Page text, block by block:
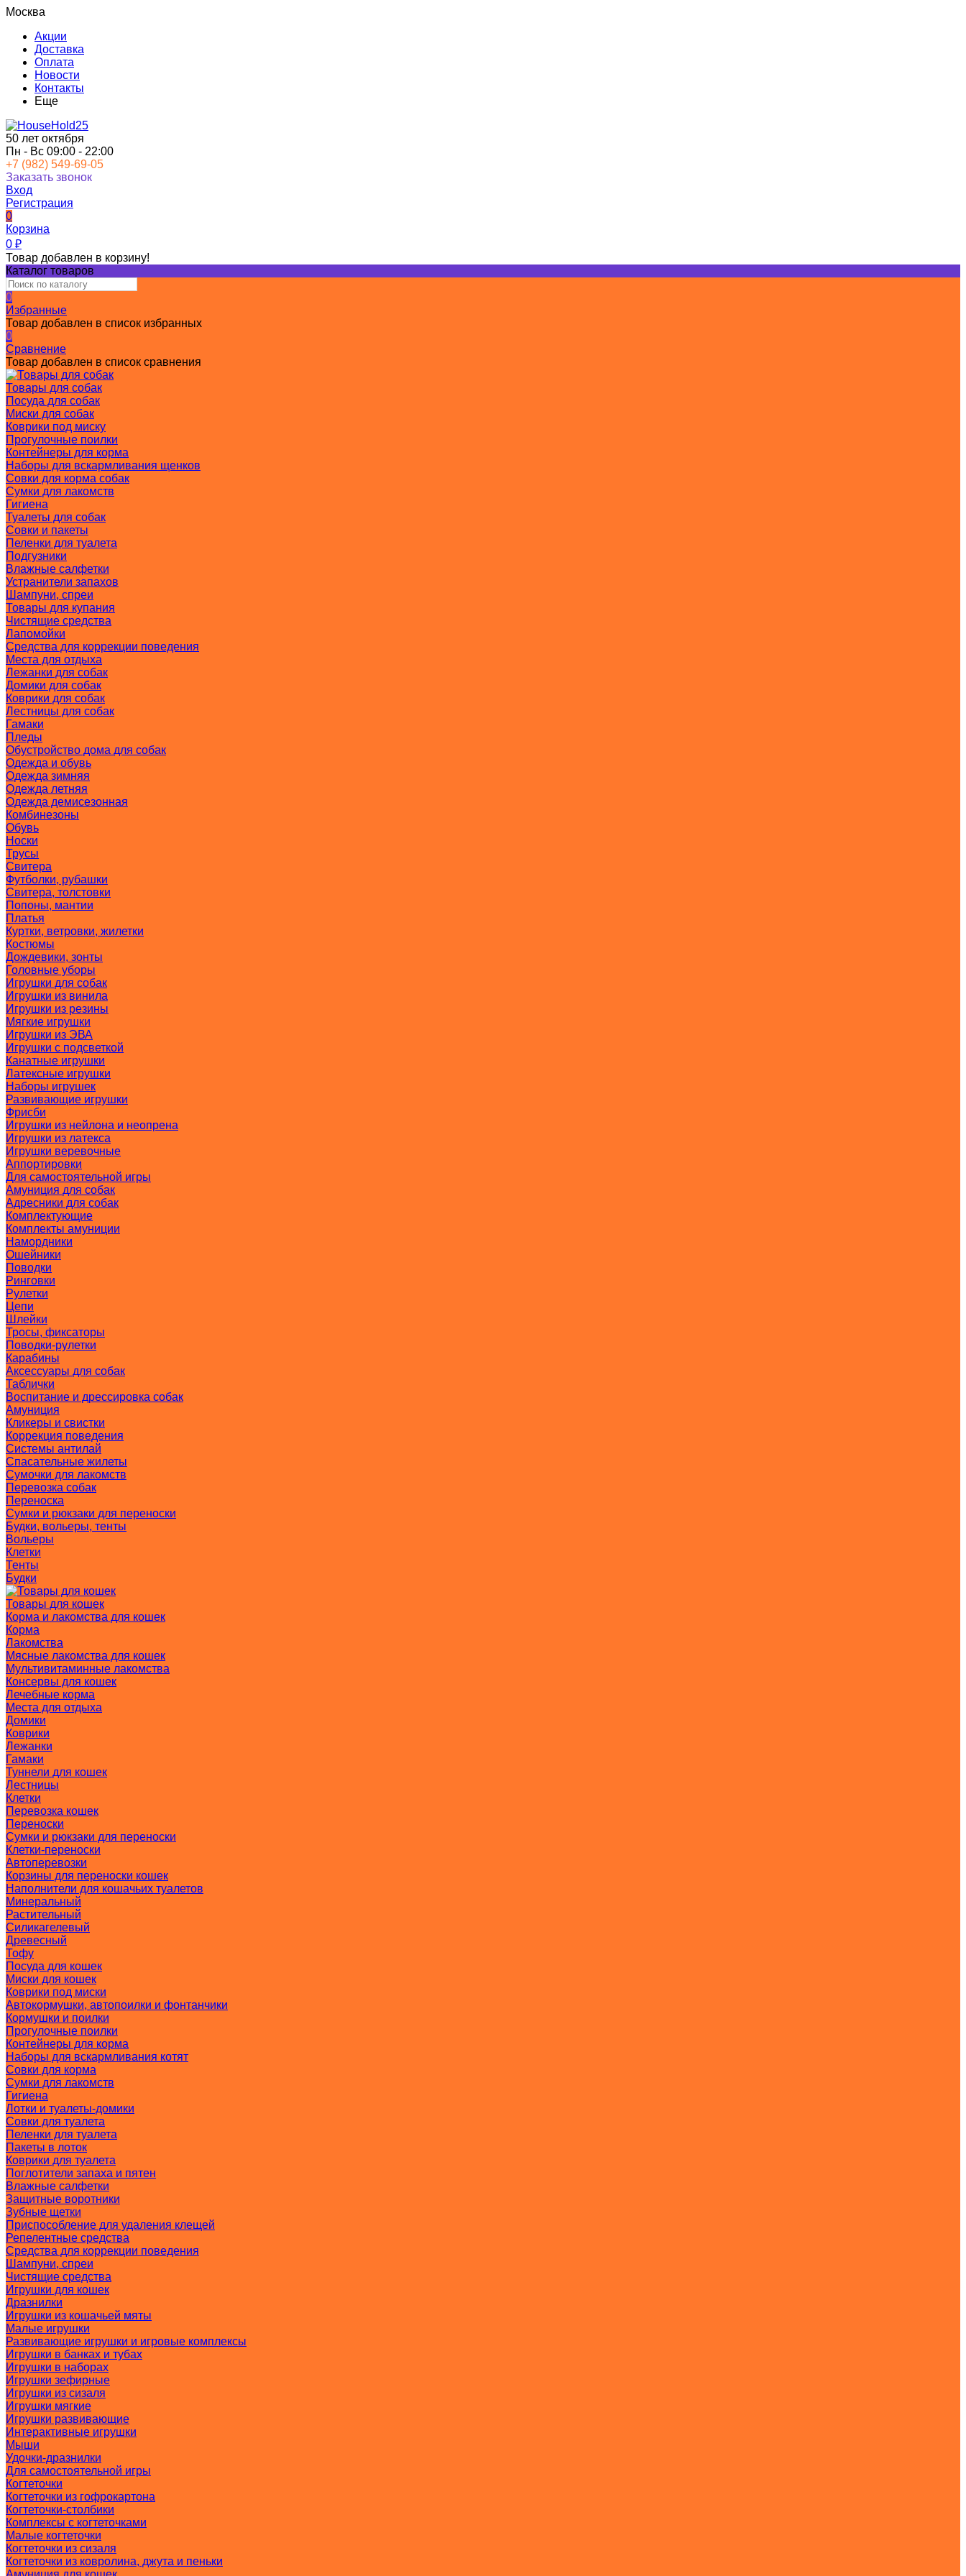
Москва
Акции
Доставка
Оплата
Новости
Контакты
Еще
50 лет октября
Пн - Вс 09:00 - 22:00
+7 (982) 549-69-05
Заказать звонок
Вход
Регистрация
0
Корзина
0 ₽
Товар добавлен в корзину!
Каталог товаров
0
Избранные
Товар добавлен в список избранных
0
Сравнение
Товар добавлен в список сравнения
Товары для собак
Посуда для собак
Миски для собак
Коврики под миску
Прогулочные поилки
Контейнеры для корма
Наборы для вскармливания щенков
Совки для корма собак
Сумки для лакомств
Гигиена
Туалеты для собак
Совки и пакеты
Пеленки для туалета
Подгузники
Влажные салфетки
Устранители запахов
Шампуни, спреи
Товары для купания
Чистящие средства
Лапомойки
Средства для коррекции поведения
Места для отдыха
Лежанки для собак
Домики для собак
Коврики для собак
Лестницы для собак
Гамаки
Пледы
Обустройство дома для собак
Одежда и обувь
Одежда зимняя
Одежда летняя
Одежда демисезонная
Комбинезоны
Обувь
Носки
Трусы
Свитера
Футболки, рубашки
Свитера, толстовки
Попоны, мантии
Платья
Куртки, ветровки, жилетки
Костюмы
Дождевики, зонты
Головные уборы
Игрушки для собак
Игрушки из винила
Игрушки из резины
Мягкие игрушки
Игрушки из ЭВА
Игрушки с подсветкой
Канатные игрушки
Латексные игрушки
Наборы игрушек
Развивающие игрушки
Фрисби
Игрушки из нейлона и неопрена
Игрушки из латекса
Игрушки веревочные
Аппортировки
Для самостоятельной игры
Амуниция для собак
Адресники для собак
Комплектующие
Комплекты амуниции
Намордники
Ошейники
Поводки
Ринговки
Рулетки
Цепи
Шлейки
Тросы, фиксаторы
Поводки-рулетки
Карабины
Аксессуары для собак
Таблички
Воспитание и дрессировка собак
Амуниция
Кликеры и свистки
Коррекция поведения
Системы антилай
Спасательные жилеты
Сумочки для лакомств
Перевозка собак
Переноска
Сумки и рюкзаки для переноски
Будки, вольеры, тенты
Вольеры
Клетки
Тенты
Будки
Товары для кошек
Корма и лакомства для кошек
Корма
Лакомства
Мясные лакомства для кошек
Мультивитаминные лакомства
Консервы для кошек
Лечебные корма
Места для отдыха
Домики
Коврики
Лежанки
Гамаки
Туннели для кошек
Лестницы
Клетки
Перевозка кошек
Переноски
Сумки и рюкзаки для переноски
Клетки-переноски
Автоперевозки
Корзины для переноски кошек
Наполнители для кошачьих туалетов
Минеральный
Растительный
Силикагелевый
Древесный
Тофу
Посуда для кошек
Миски для кошек
Коврики под миски
Автокормушки, автопоилки и фонтанчики
Кормушки и поилки
Прогулочные поилки
Контейнеры для корма
Наборы для вскармливания котят
Совки для корма
Сумки для лакомств
Гигиена
Лотки и туалеты-домики
Совки для туалета
Пеленки для туалета
Пакеты в лоток
Коврики для туалета
Поглотители запаха и пятен
Влажные салфетки
Защитные воротники
Зубные щетки
Приспособление для удаления клещей
Репелентные средства
Средства для коррекции поведения
Шампуни, спреи
Чистящие средства
Игрушки для кошек
Дразнилки
Игрушки из кошачьей мяты
Малые игрушки
Развивающие игрушки и игровые комплексы
Игрушки в банках и тубах
Игрушки в наборах
Игрушки зефирные
Игрушки из сизаля
Игрушки мягкие
Игрушки развивающие
Интерактивные игрушки
Мыши
Удочки-дразнилки
Для самостоятельной игры
Когтеточки
Когтеточки из гофрокартона
Когтеточки-столбики
Комплексы с когтеточками
Малые когтеточки
Когтеточки из сизаля
Когтеточки из ковролина, джута и пеньки